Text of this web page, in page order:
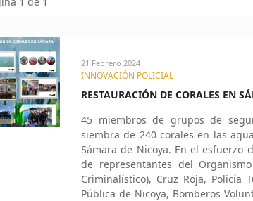
21 Febrero 2024
INNOVACIÓN POLICIAL
RESTAURACIÓN DE CORALES EN
45 miembros de grupos de
siembra de 240 corales en las
Sámara de Nicoya. En el esfuerzo
de representantes del
Criminalístico), Cruz Roja, Policía
Pública de Nicoya, Bomberos